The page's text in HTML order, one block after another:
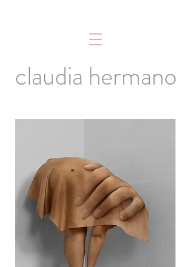
claudia hermano